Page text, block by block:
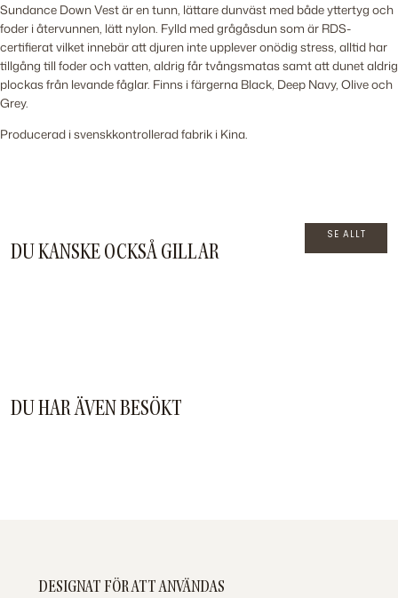
Sundance Down Vest är en tunn, lättare dunväst med både yttertyg och
foder i återvunnen, lätt nylon. Fylld med grågåsdun som är RDS-
certifierat vilket innebär att djuren inte upplever onödig stress, alltid har
tillgång till foder och vatten, aldrig får tvångsmatas samt att dunet aldrig
plockas från levande fåglar. Finns i färgerna Black, Deep Navy, Olive och
Grey.
Producerad i svenskkontrollerad fabrik i Kina.
DU KANSKE OCKSÅ GILLAR
SE ALLT
DU HAR ÄVEN BESÖKT
DESIGNAT FÖR ATT ANVÄNDAS